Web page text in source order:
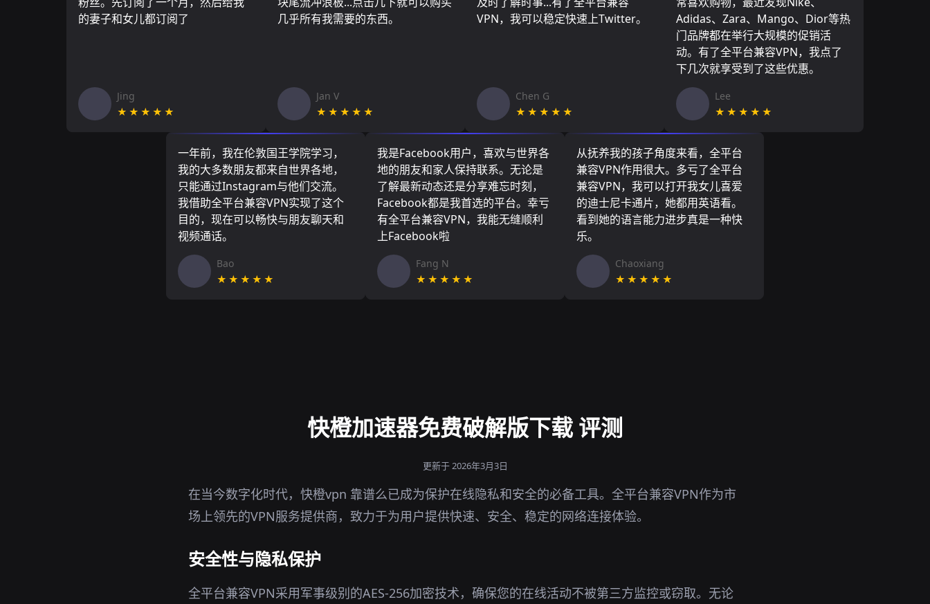
的妻子和女儿都订阅了
Jing
★★★★★
几乎所有我需要的东西。
Jan V
★★★★★
VPN，我可以稳定快速上Twitter。
Chen G
★★★★★
Adidas、Zara、Mango、Dior等热
门品牌都在举行大规模的促销活
动。有了全平台兼容VPN，我点了
下几次就享受到了这些优惠。
Lee
★★★★★
一年前，我在伦敦国王学院学习，
我的大多数朋友都来自世界各地，
只能通过Instagram与他们交流。
我借助全平台兼容VPN实现了这个
目的，现在可以畅快与朋友聊天和
视频通话。
Bao
★★★★★
我是Facebook用户，喜欢与世界各
地的朋友和家人保持联系。无论是
了解最新动态还是分享难忘时刻，
Facebook都是我首选的平台。幸亏
有全平台兼容VPN，我能无缝顺利
上Facebook啦
Fang N
★★★★★
从抚养我的孩子角度来看，全平台
兼容VPN作用很大。多亏了全平台
兼容VPN，我可以打开我女儿喜爱
的迪士尼卡通片，她都用英语看。
看到她的语言能力进步真是一种快
乐。
Chaoxiang
★★★★★
快橙加速器免费破解版下载 评测
更新于 2026年3月3日
在当今数字化时代，快橙vpn 靠谱么已成为保护在线隐私和安全的必备工具。全平台兼容VPN作为市
场上领先的VPN服务提供商，致力于为用户提供快速、安全、稳定的网络连接体验。
安全性与隐私保护
全平台兼容VPN采用军事级别的AES-256加密技术，确保您的在线活动不被第三方监控或窃取。无论